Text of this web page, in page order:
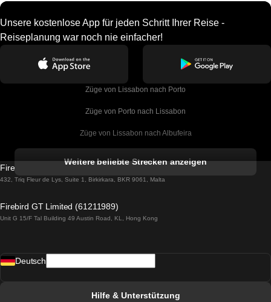
Unsere kostenlose App für jeden Schritt Ihrer Reise -
Reiseplanung war noch nie einfacher!
Züge von Lissabon nach Porto
Züge von Porto nach Lissabon
Züge von Lissabon nach Albufeira
Züge von Lissabon nach Lagos
Züge von Lissabon nach Madrid
Weitere beliebte Strecken anzeigen
Firebird GT Limited (OC 1451)
432, Triq Fleur de Lys, Suite 1, Birkirkara, BKR 9061, Malta
Firebird GT Limited (61211989)
Unit G 15/F Tal Building 49 Austin Road, KL, Hong Kong
Deutsch
Hilfe & Unterstützung